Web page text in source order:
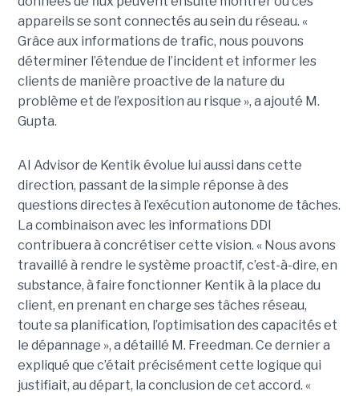
appareils se sont connectés au sein du réseau. «
Grâce aux informations de trafic, nous pouvons
déterminer l’étendue de l’incident et informer les
clients de manière proactive de la nature du
problème et de l’exposition au risque », a ajouté M.
Gupta.
AI Advisor de Kentik évolue lui aussi dans cette
direction, passant de la simple réponse à des
questions directes à l’exécution autonome de tâches.
La combinaison avec les informations DDI
contribuera à concrétiser cette vision. « Nous avons
travaillé à rendre le système proactif, c’est-à-dire, en
substance, à faire fonctionner Kentik à la place du
client, en prenant en charge ses tâches réseau,
toute sa planification, l’optimisation des capacités et
le dépannage », a détaillé M. Freedman. Ce dernier a
expliqué que c’était précisément cette logique qui
justifiait, au départ, la conclusion de cet accord. «